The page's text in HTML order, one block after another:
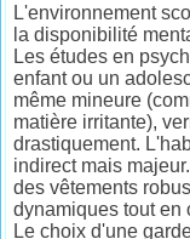
L'environnement
la disponibilité
Les études en
enfant ou un
même mineure
matière irritante),
drastiquement.
indirect mais
des vêtements
dynamiques tout en
Le choix d'une